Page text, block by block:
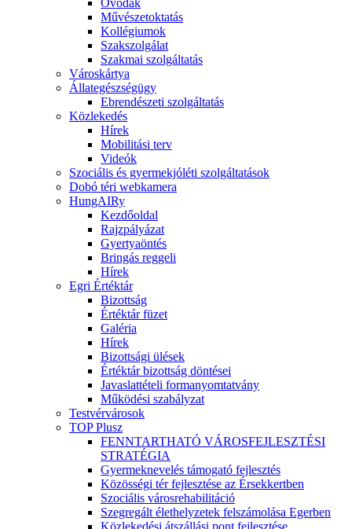
Művészetoktatás
Kollégiumok
Szakszolgálat
Szakmai szolgáltatás
Városkártya
Állategészségügy
Ebrendészeti szolgáltatás
Közlekedés
Hírek
Mobilitási terv
Videók
Szociális és gyermekjóléti szolgáltatások
Dobó téri webkamera
HungAIRy
Kezdőoldal
Rajzpályázat
Gyertyaöntés
Bringás reggeli
Hírek
Egri Értéktár
Bizottság
Értéktár füzet
Galéria
Hírek
Bizottsági ülések
Értéktár bizottság döntései
Javaslattételi formanyomtatvány
Működési szabályzat
Testvérvárosok
TOP Plusz
FENNTARTHATÓ VÁROSFEJLESZTÉSI
STRATÉGIA
Gyermeknevelés támogató fejlesztés
Közösségi tér fejlesztése az Érsekkertben
Szociális városrehabilitáció
Szegregált élethelyzetek felszámolása Egerben
Közlekedési átszállási pont fejlesztése